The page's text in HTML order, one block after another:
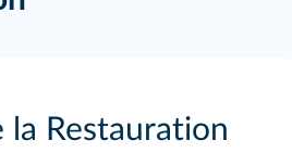
la Restauration